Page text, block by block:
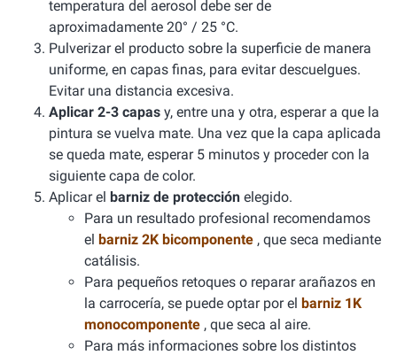
temperatura del aerosol debe ser de
aproximadamente 20° / 25 °C.
Pulverizar el producto sobre la superficie de manera
uniforme, en capas finas, para evitar descuelgues.
Evitar una distancia excesiva.
Aplicar 2-3 capas y, entre una y otra, esperar a que la
pintura se vuelva mate. Una vez que la capa aplicada
se queda mate, esperar 5 minutos y proceder con la
siguiente capa de color.
Aplicar el barniz de protección elegido.
Para un resultado profesional recomendamos
el barniz 2K bicomponente , que seca mediante
catálisis.
Para pequeños retoques o reparar arañazos en
la carrocería, se puede optar por el barniz 1K
monocomponente , que seca al aire.
Para más informaciones sobre los distintos